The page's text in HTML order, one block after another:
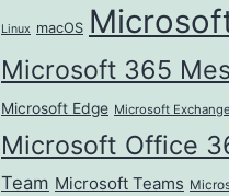
Linux macOS
Microsoft 365
Microsoft Edge Microsoft
Microsoft Office
Team Microsoft Teams